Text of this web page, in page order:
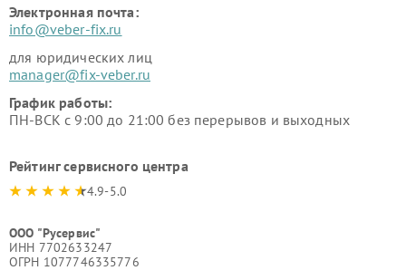
Электронная почта:
info@veber-fix.ru
для юридических лиц
manager@fix-veber.ru
График работы:
ПН-ВСК с 9:00 до 21:00 без перерывов и выходных
Рейтинг сервисного центра
4.9-5.0
ООО "Русервис"
ИНН 7702633247
ОГРН 1077746335776